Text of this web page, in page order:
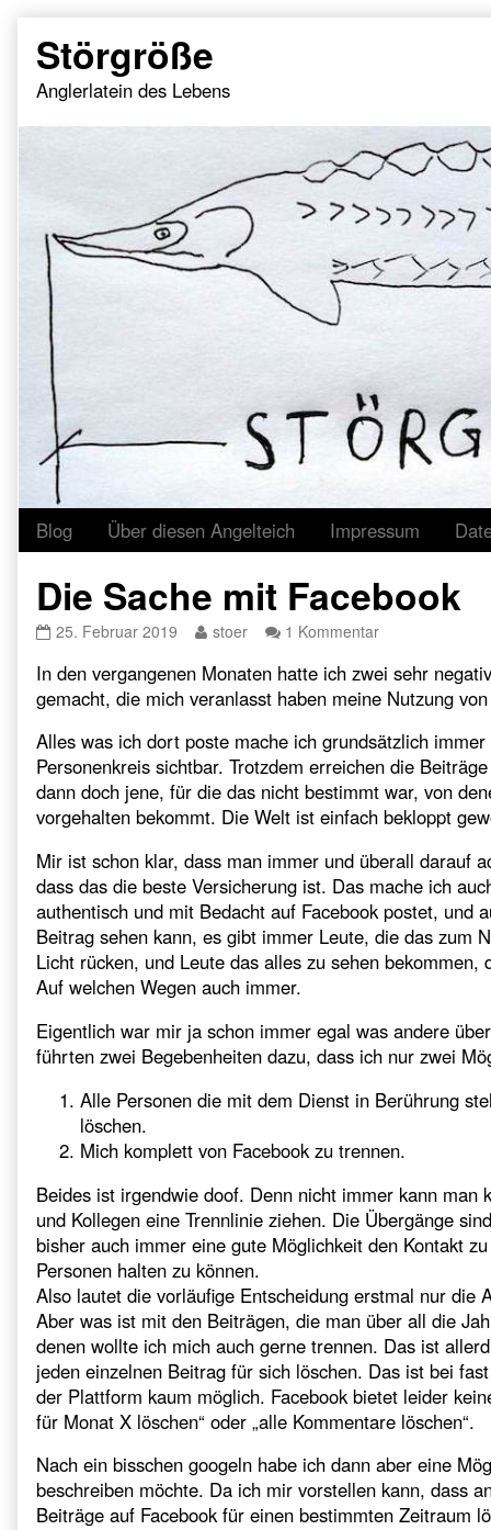
content
Störgröße
Anglerlatein des Lebens
Blog Über diesen Angelteich Impressum
Die Sache mit Facebook
Die
mit
Facebook
published
on
25. Februar 2019
Read
posts
by
the
author
of
Die
Sache
mit
stoer 1 Kommentarzu
Sache
mit
Facebook
In den vergangenen Monaten hatte ich zwei sehr
gemacht, die mich veranlasst haben meine Nutzung
Alles was ich dort poste mache ich grundsätzlich
Personenkreis sichtbar. Trotzdem erreichen die
dann doch jene, für die das nicht bestimmt war, von
vorgehalten bekommt. Die Welt ist einfach bekloppt
Mir ist schon klar, dass man immer und überall darauf
dass das die beste Versicherung ist. Das mache ich
authentisch und mit Bedacht auf Facebook postet, und
Beitrag sehen kann, es gibt immer Leute, die das zum
Licht rücken, und Leute das alles zu sehen
Auf welchen Wegen auch immer.
Eigentlich war mir ja schon immer egal was andere
führten zwei Begebenheiten dazu, dass ich nur zwei
Alle Personen die mit dem Dienst in Berührung
löschen.
Mich komplett von Facebook zu trennen.
Beides ist irgendwie doof. Denn nicht immer kann man
und Kollegen eine Trennlinie ziehen. Die Übergänge
bisher auch immer eine gute Möglichkeit den Kontakt
Personen halten zu können.
Also lautet die vorläufige Entscheidung erstmal nur die
Aber was ist mit den Beiträgen, die man über all die
denen wollte ich mich auch gerne trennen. Das ist
jeden einzelnen Beitrag für sich löschen. Das ist bei
der Plattform kaum möglich. Facebook bietet leider
für Monat X löschen“ oder „alle Kommentare löschen“.
Nach ein bisschen googeln habe ich dann aber eine
beschreiben möchte. Da ich mir vorstellen kann, dass
Beiträge auf Facebook für einen bestimmten Zeitraum